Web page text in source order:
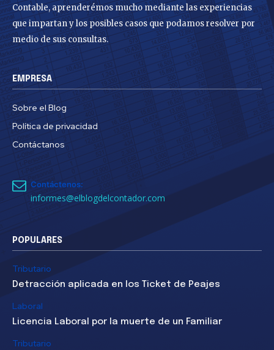
Contable, aprenderémos mucho mediante las experiencias
que impartan y los posibles casos que podamos resolver por
medio de sus consultas.
EMPRESA
Sobre el Blog
Política de privacidad
Contáctanos
Contáctenos:
informes@elblogdelcontador.com
POPULARES
Tributario
Detracción aplicada en los Ticket de Peajes
Laboral
Licencia Laboral por la muerte de un Familiar
Tributario